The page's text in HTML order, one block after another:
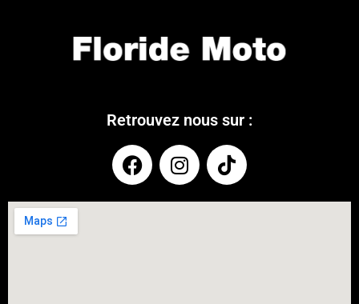
Retrouvez nous sur :